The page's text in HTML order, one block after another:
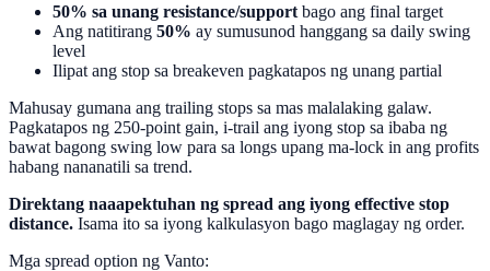
50% sa unang resistance/support bago ang final target
Ang natitirang 50% ay sumusunod hanggang sa daily swing
level
Ilipat ang stop sa breakeven pagkatapos ng unang partial
Mahusay gumana ang trailing stops sa mas malalaking galaw.
Pagkatapos ng 250-point gain, i-trail ang iyong stop sa ibaba ng
bawat bagong swing low para sa longs upang ma-lock in ang profits
habang nananatili sa trend.
Direktang naaapektuhan ng spread ang iyong effective stop
distance. Isama ito sa iyong kalkulasyon bago maglagay ng order.
Mga spread option ng Vanto: